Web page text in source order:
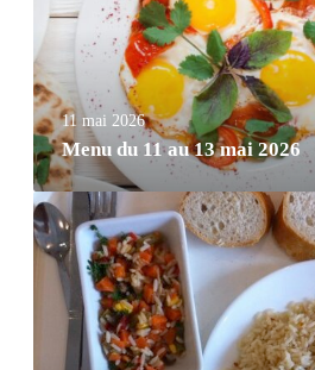
11 mai 2026
Menu du 11 au 13 mai 2026